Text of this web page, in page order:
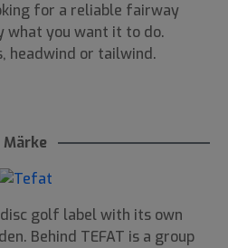
for a reliable fairway
what you want it to do.
headwind or tailwind.
Märke
golf label with its own
Behind TEFAT is a group